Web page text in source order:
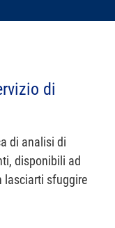
di
di analisi di
disponibili ad
lasciarti sfuggire